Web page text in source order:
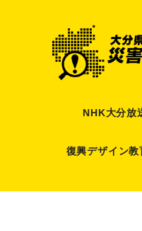
NHK大分放
復興デザイン